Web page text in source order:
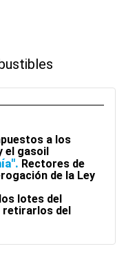
a los
el gasoil
Rectores de
de la Ley
lotes del
retirarlos del